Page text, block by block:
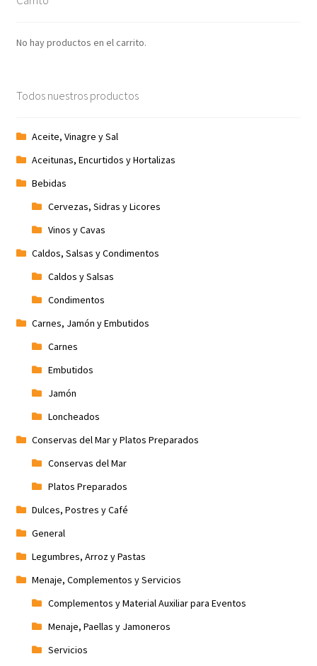
No hay productos en el carrito.
Todos nuestros productos
Aceite, Vinagre y Sal
Aceitunas, Encurtidos y Hortalizas
Bebidas
Cervezas, Sidras y Licores
Vinos y Cavas
Caldos, Salsas y Condimentos
Caldos y Salsas
Condimentos
Carnes, Jamón y Embutidos
Carnes
Embutidos
Jamón
Loncheados
Conservas del Mar y Platos Preparados
Conservas del Mar
Platos Preparados
Dulces, Postres y Café
General
Legumbres, Arroz y Pastas
Menaje, Complementos y Servicios
Complementos y Material Auxiliar para Eventos
Menaje, Paellas y Jamoneros
Servicios